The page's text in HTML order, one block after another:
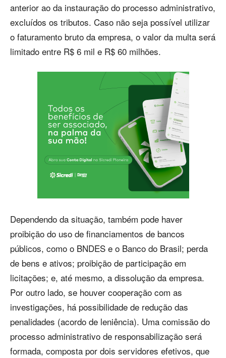
anterior ao da instauração do processo administrativo,
excluídos os tributos. Caso não seja possível utilizar
o faturamento bruto da empresa, o valor da multa será
limitado entre R$ 6 mil e R$ 60 milhões.
Dependendo da situação, também pode haver
proibição do uso de financiamentos de bancos
públicos, como o BNDES e o Banco do Brasil; perda
de bens e ativos; proibição de participação em
licitações; e, até mesmo, a dissolução da empresa.
Por outro lado, se houver cooperação com as
investigações, há possibilidade de redução das
penalidades (acordo de leniência). Uma comissão do
processo administrativo de responsabilização será
formada, composta por dois servidores efetivos, que